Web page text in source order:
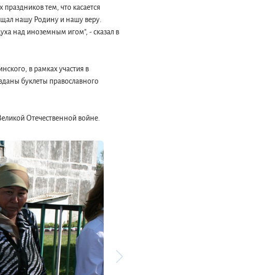
тем, что касается
нашу Родину и нашу веру.
над иноземным игом", - сказал в
в рамках участия в
буклеты православного
Отечественной войне.